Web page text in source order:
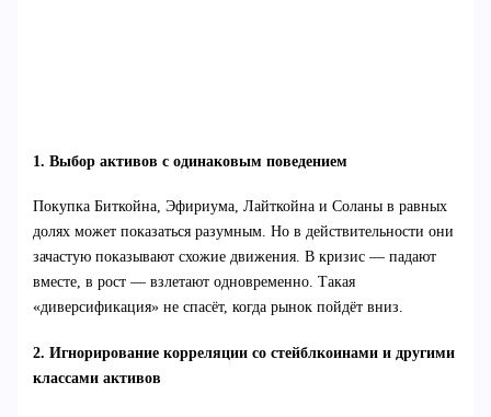
1. Выбор активов с одинаковым поведением
Покупка Биткойна, Эфириума, Лайткойна и Соланы в равных
долях может показаться разумным. Но в действительности они
зачастую показывают схожие движения. В кризис — падают
вместе, в рост — взлетают одновременно. Такая
«диверсификация» не спасёт, когда рынок пойдёт вниз.
2. Игнорирование корреляции со стейблкоинами и другими
классами активов